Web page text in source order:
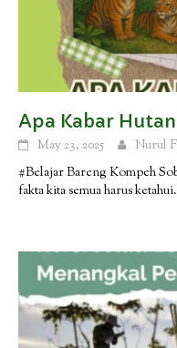
Apa Kabar
May 23, 2025 Nurul
#Belajar Bareng Kompeh
fakta kita semua harus